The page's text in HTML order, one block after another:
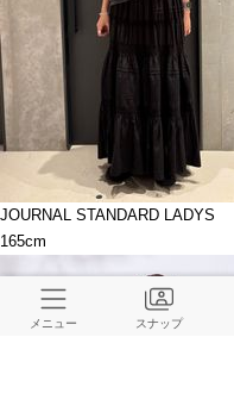
JOURNAL STANDARD LADYS
165cm
メニュー スナップ